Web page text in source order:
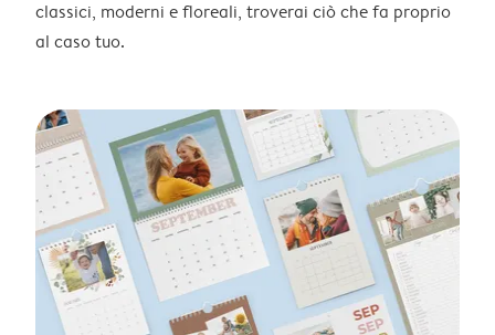
classici, moderni e floreali, troverai ciò che fa proprio
al caso tuo.